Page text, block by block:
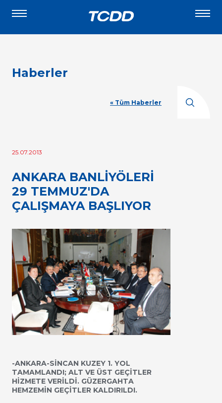
Haberler
« Tüm Haberler
25.07.2013
ANKARA BANLİYÖLERİ
29 TEMMUZ'DA
ÇALIŞMAYA BAŞLIYOR
-ANKARA-SİNCAN KUZEY 1. YOL
TAMAMLANDI; ALT VE ÜST GEÇİTLER
HİZMETE VERİLDİ. GÜZERGAHTA
HEMZEMİN GEÇİTLER KALDIRILDI.